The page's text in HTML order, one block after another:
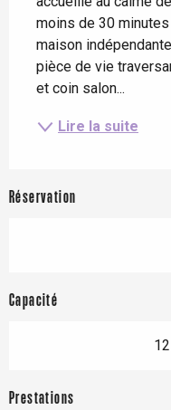
moins de 30
maison
pièce de vie
et coin salon...
Lire la suite
Réservation
Capacité
Prestations